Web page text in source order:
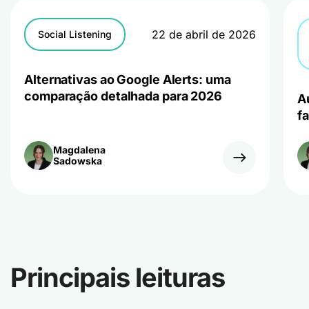
Social Listening 22 de abril de 2026
Alternativas ao Google Alerts: uma
comparação detalhada para 2026
Magdalena
Sadowska
Principais leituras